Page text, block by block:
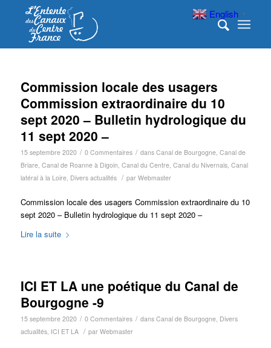
Commission locale des usagers
Commission extraordinaire du 10
sept 2020 – Bulletin hydrologique du
11 sept 2020 –
15 septembre 2020 / 0 Commentaires / dans Canal de Bourgogne, Canal de
Briare, Canal de Roanne à Digoin, Canal du Centre, Canal du Nivernais, Canal
latéral à la Loire, Divers actualités / par Webmaster
Commission locale des usagers Commission extraordinaire du 10
sept 2020 – Bulletin hydrologique du 11 sept 2020 –
Lire la suite
ICI ET LA une poétique du Canal de
Bourgogne -9
15 septembre 2020 / 0 Commentaires / dans Canal de Bourgogne, Divers
actualités, ICI ET LA / par Webmaster
English ▼